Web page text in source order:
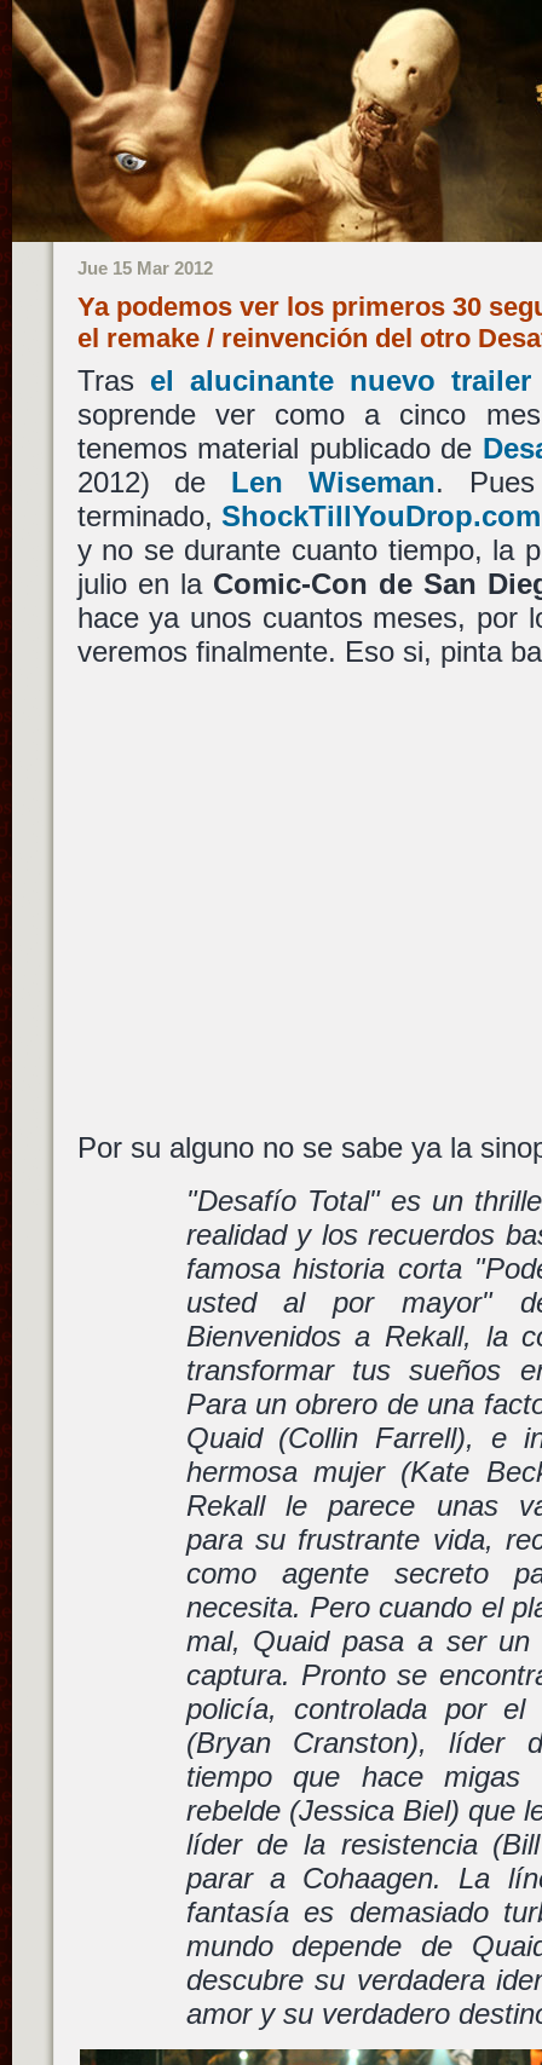
Jue 15 Mar 2012
Ya podemos ver los primeros 30
el remake / reinvención del otro
Tras el alucinante nuevo
soprende ver como a cinco
tenemos material publicado de
2012) de Len Wiseman.
terminado,
y no se durante cuanto tiempo, la
julio en la Comic-Con de San
hace ya unos cuantos meses, por
veremos finalmente. Eso si, pinta
Por su alguno no se sabe ya la
"Desafío Total" es un
realidad y los recuerdos
famosa historia corta
usted al por mayor"
Bienvenidos a Rekall, la
transformar tus sueños
Para un obrero de una
Quaid (Collin Farrell), e
hermosa mujer (Kate
Rekall le parece unas
para su frustrante vida,
como agente secreto
necesita. Pero cuando el
mal, Quaid pasa a ser
captura. Pronto se
policía, controlada por el
(Bryan Cranston), líder
tiempo que hace migas
rebelde (Jessica Biel) que
líder de la resistencia
parar a Cohaagen. La
fantasía es demasiado
mundo depende de
descubre su verdadera
amor y su verdadero